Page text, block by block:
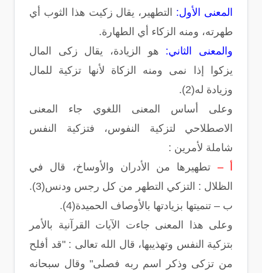
المعنى الأول:
التطهير، يقال زكيت هذا الثوب أي
طهرته، ومنه الزكاء أي الطهارة.
والمعنى الثاني: هو الزيادة، يقال زكى المال
يزكوا إذا نمى ومنه الزكاة لأنها تزكية للمال
وزيادة له(2).
وعلى أساس المعنى اللغوي جاء المعنى
الاصطلاحي لتزكية النفوس، فتزكية النفس
شاملة لأمرين :
أ – تطهيرها من الأدران والأوساخ، قال في
الظلال : التزكي التطهر من كل رجس ودنس(3).
ب – تنميتها بزيادتها بالأوصاف الحميدة(4).
وعلى هذا المعنى جاءت الآيات القرآنية بالأمر
بتزكية النفس وتهذيبها، قال الله تعالى : "قد أفلح
من تزكى وذكر اسم ربه فصلى" وقال سبحانه